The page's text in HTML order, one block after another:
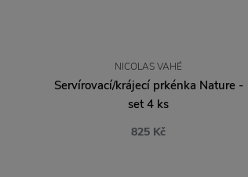
NICOLAS VAHÉ
Servírovací/krájecí prkénka Nature -
set 4 ks
825 Kč